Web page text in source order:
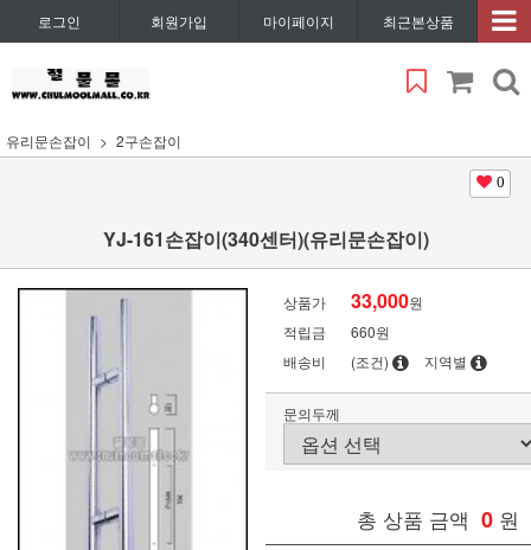
로그인 회원가입 마이페이지 최근본상품
유리문손잡이 2구손잡이
0
YJ-161손잡이(340센터)(유리문손잡이)
상품가 33,000원
적립금
660원
배송비
(조건) 지역별
문의두께
총 상품 금액 0 원